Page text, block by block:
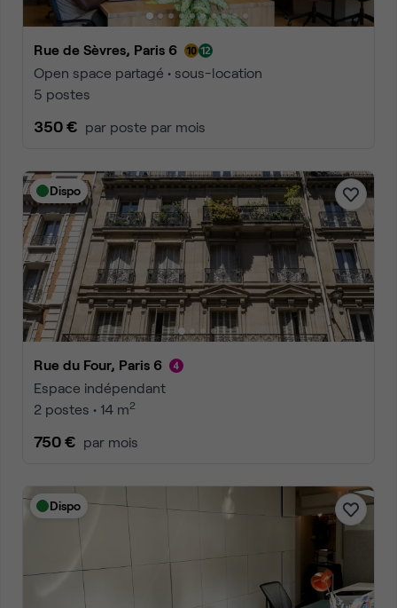
Rue de Sèvres, Paris 6
Open space partagé • sous-location
5 postes
350 € par poste par mois
Dispo
Rue du Four, Paris 6
Espace indépendant
2 postes • 14 m2
750 € par mois
Dispo